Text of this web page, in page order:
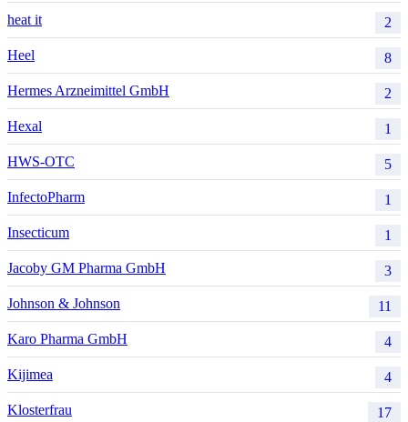
heat it 2
Heel 8
Hermes Arzneimittel GmbH 2
Hexal 1
HWS-OTC 5
InfectoPharm 1
Insecticum 1
Jacoby GM Pharma GmbH 3
Johnson & Johnson 11
Karo Pharma GmbH 4
Kijimea 4
Klosterfrau 17